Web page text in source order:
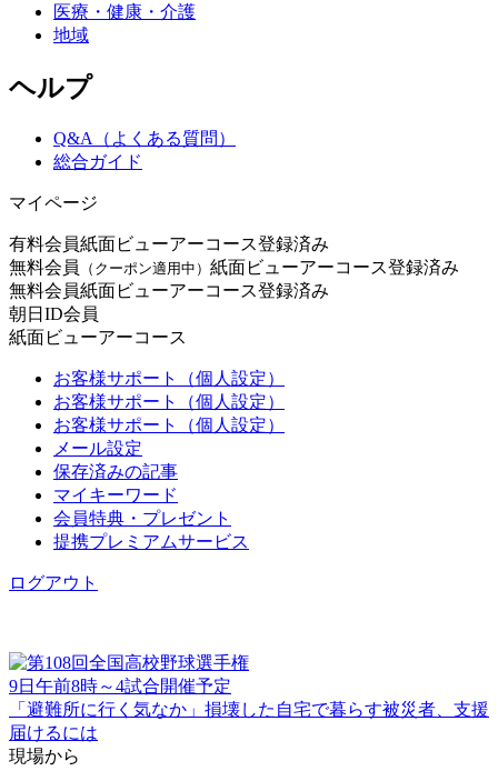
医療・健康・介護
地域
ヘルプ
Q&A（よくある質問）
総合ガイド
マイページ
有料会員紙面ビューアーコース登録済み
無料会員
（クーポン適用中） 紙面ビューアーコース登録済み
無料会員紙面ビューアーコース登録済み
朝日ID会員
紙面ビューアーコース
お客様サポート（個人設定）
お客様サポート（個人設定）
お客様サポート（個人設定）
メール設定
保存済みの記事
マイキーワード
会員特典・プレゼント
提携プレミアムサービス
ログアウト
9日午前8時～4試合開催予定
「避難所に行く気なか」損壊した自宅で暮らす被災者、支援
届けるには
現場から